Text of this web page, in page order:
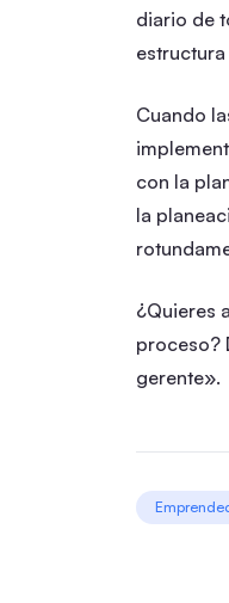
diario de
Cuando
con la
la
¿Quieres
proceso?
gerente».